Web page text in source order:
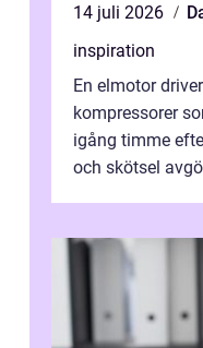
14 juli 2026
inspiration
En elmotor
kompressorer
igång timme
och skötsel